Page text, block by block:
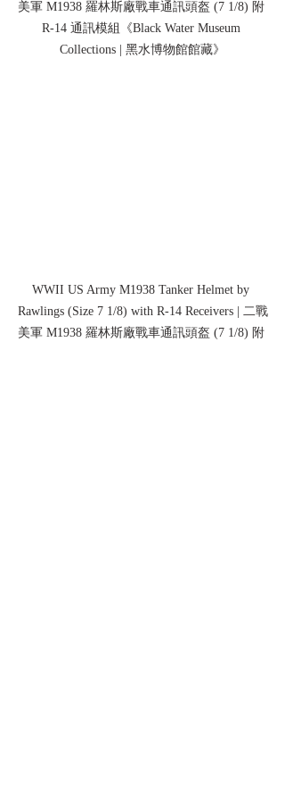
美軍 M1938 羅林斯廠戰車通訊頭盔 (7 1/8) 附
R-14 通訊模組《Black Water Museum
Collections | 黑水博物館館藏》
WWII US Army M1938 Tanker Helmet by
Rawlings (Size 7 1/8) with R-14 Receivers | 二戰
美軍 M1938 羅林斯廠戰車通訊頭盔 (7 1/8) 附